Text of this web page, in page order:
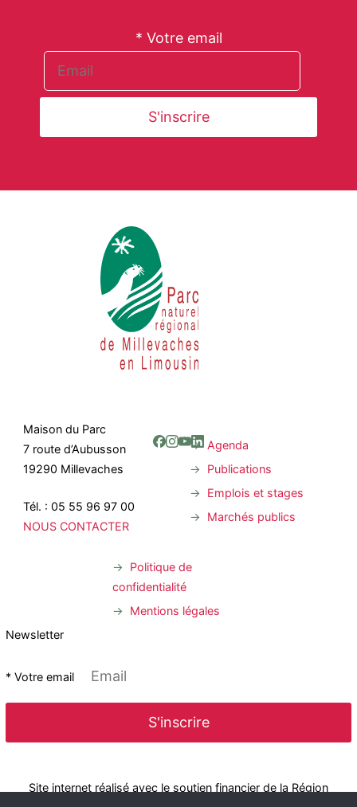
* Votre email
Maison du Parc
7 route d’Aubusson
19290 Millevaches
Tél. : 05 55 96 97 00
NOUS CONTACTER
Agenda
Publications
Emplois et stages
Marchés publics
Politique de
confidentialité
Mentions légales
Newsletter
* Votre email
Site internet réalisé avec le soutien financier de la Région